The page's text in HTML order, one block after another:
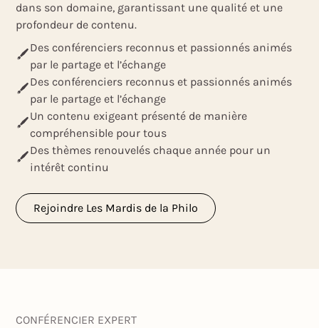
dans son domaine, garantissant une qualité et une
profondeur de contenu.
Des conférenciers reconnus et passionnés animés
par le partage et l’échange
Des conférenciers reconnus et passionnés animés
par le partage et l’échange
Un contenu exigeant présenté de manière
compréhensible pour tous
Des thèmes renouvelés chaque année pour un
intérêt continu
Rejoindre Les Mardis de la Philo
CONFÉRENCIER EXPERT